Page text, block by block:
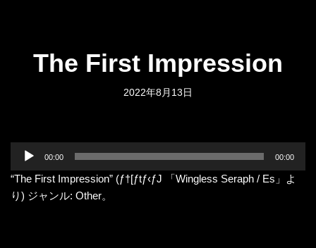
The First Impression
2022年8月13日
プ
レ
00:00 00:00
“The First Impression” (ƒ†[ƒtƒ‹ƒJ 「Wingless Seraph / Es」よ
り) ジャンル: Other。